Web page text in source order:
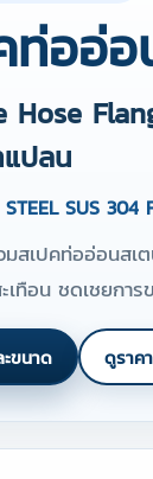
ท่ออ่
Hose
ปลน
STEEL SUS 304
มสเปคท่ออ่อนส
เทือน ชดเชยกา
ขนาด ดูราค